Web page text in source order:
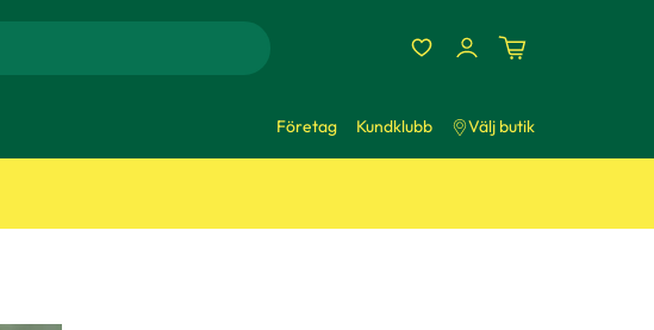
Företag Kundklubb Välj butik